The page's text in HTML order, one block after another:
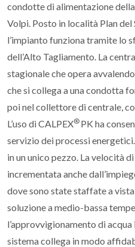
condotte di alimentazione
Volpi. Posto in località Plan del
l’impianto funziona tramite lo
dell’Alto Tagliamento. La
stagionale che opera
che si collega a una condotta
poi nel collettore di centrale,
L’uso di CALPEX® PK ha
servizio dei processi
in un unico pezzo. La velocità
incrementata anche
dove sono state staffate a
soluzione a medio-bassa
l’approvvigionamento di
sistema collega in modo